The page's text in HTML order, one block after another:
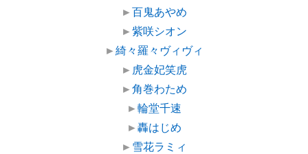
►百鬼あやめ
►紫咲シオン
►綺々羅々ヴィヴィ
► 虎金妃笑虎
►角巻わため
►輪堂千速
►轟はじめ
► 雪花ラミィ